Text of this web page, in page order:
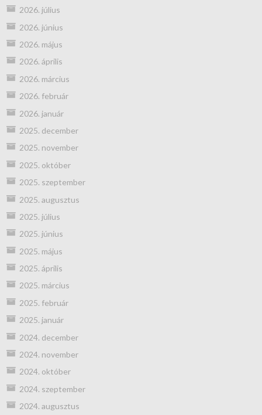
2026. július
2026. június
2026. május
2026. április
2026. március
2026. február
2026. január
2025. december
2025. november
2025. október
2025. szeptember
2025. augusztus
2025. július
2025. június
2025. május
2025. április
2025. március
2025. február
2025. január
2024. december
2024. november
2024. október
2024. szeptember
2024. augusztus